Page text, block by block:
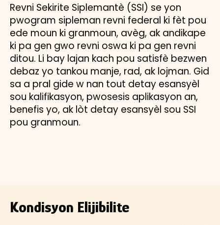
Revni Sekirite Siplemantè (SSI) se yon
pwogram sipleman revni federal ki fèt pou
ede moun ki granmoun, avèg, ak andikape
ki pa gen gwo revni oswa ki pa gen revni
ditou. Li bay lajan kach pou satisfè bezwen
debaz yo tankou manje, rad, ak lojman. Gid
sa a pral gide w nan tout detay esansyèl
sou kalifikasyon, pwosesis aplikasyon an,
benefis yo, ak lòt detay esansyèl sou SSI
pou granmoun.
Kondisyon Elijibilite